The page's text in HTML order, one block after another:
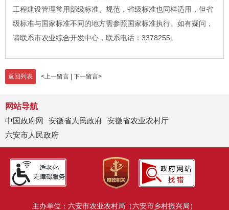
工程建设管理常用部级标准、规范，省级标准也同样适用，但省
级标准与国家标准不同的地方需参照国家标准执行。如有疑问，
请联系市农业综合开发中心，联系电话：3378255。
返回列表 <上一留言 下一留言>
网站导航
中国政府网
安徽省人民政府 安徽省农业农村厅
六安市人民政府
主办单位：六安市农业农村局（六安市乡村振兴局）